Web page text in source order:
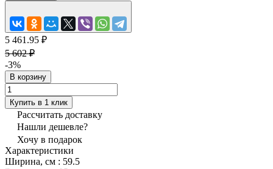
5 461.95 ₽
5 602 ₽
-3%
В корзину
Купить в 1 клик
Рассчитать доставку
Нашли дешевле?
Хочу в подарок
Характеристики
Ширина, см : 59.5